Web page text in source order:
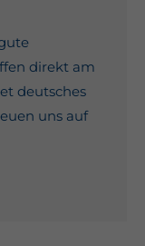
direkt am
deutsches
uns auf